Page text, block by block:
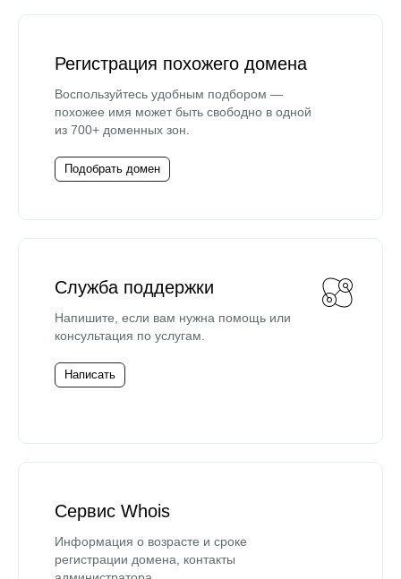
Регистрация похожего домена
Воспользуйтесь удобным подбором —
похожее имя может быть свободно в одной
из 700+ доменных зон.
Подобрать домен
Служба поддержки
Напишите, если вам нужна помощь или
консультация по услугам.
Написать
Сервис Whois
Информация о возрасте и сроке
регистрации домена, контакты